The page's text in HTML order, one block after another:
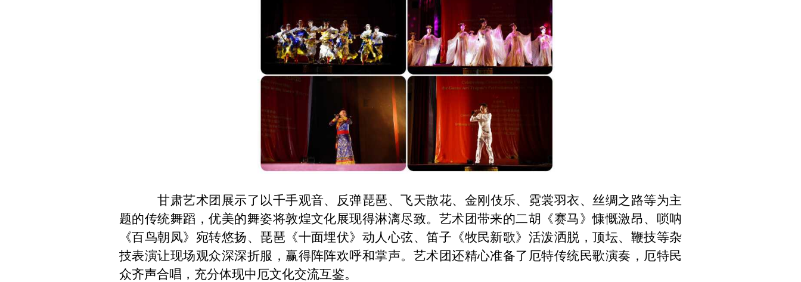
甘肃艺术团展示了以千手观音、反弹琵琶、飞天散花、金刚伎乐、霓裳羽衣、丝绸之路等为主
题的传统舞蹈，优美的舞姿将敦煌文化展现得淋漓尽致。艺术团带来的二胡《赛马》慷慨激昂、唢呐
《百鸟朝凤》宛转悠扬、琵琶《十面埋伏》动人心弦、笛子《牧民新歌》活泼洒脱，顶坛、鞭技等杂
技表演让现场观众深深折服，赢得阵阵欢呼和掌声。艺术团还精心准备了厄特传统民歌演奏，厄特民
众齐声合唱，充分体现中厄文化交流互鉴。